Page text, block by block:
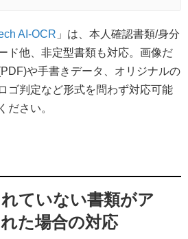
AI-OCR 」は、本人確認書類/身分
ド他、非定型書類も対応。画像だ
や手書きデータ、オリジナルの
ゴ判定など形式を問わず対応可能
ださい。
ていない書類がア
た場合の対応